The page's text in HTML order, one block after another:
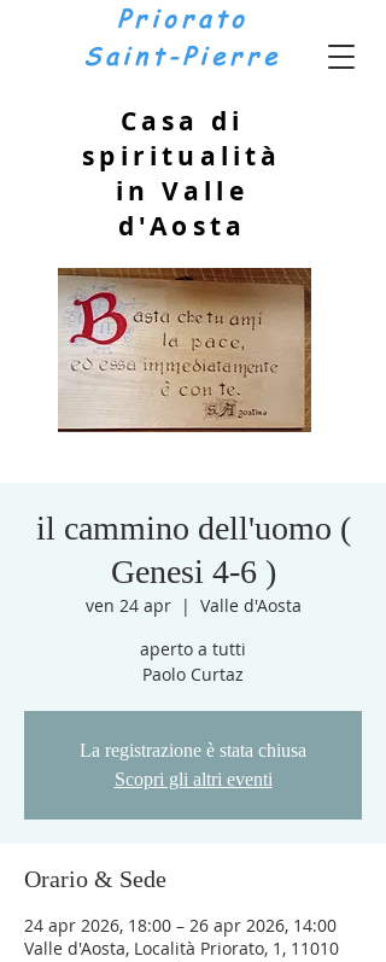
Priorato
Saint-Pierre
Casa di
spiritualità
in Valle
d'Aosta
il cammino dell'uomo (
Genesi 4-6 )
ven 24 apr
  |
Valle d'Aosta
aperto a tutti
Paolo Curtaz
La registrazione è stata chiusa
Scopri gli altri eventi
Orario & Sede
24 apr 2026, 18:00 – 26 apr 2026, 14:00
Valle d'Aosta, Località Priorato, 1, 11010